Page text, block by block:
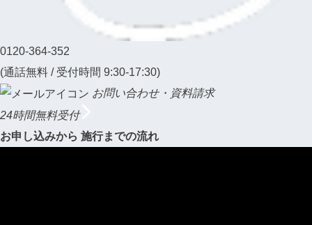
0120-364-352
(通話無料 / 受付時間 9:30-17:30)
お問い合わせ・資料請求
24時間無料受付
お申し込みから 施行までの流れ